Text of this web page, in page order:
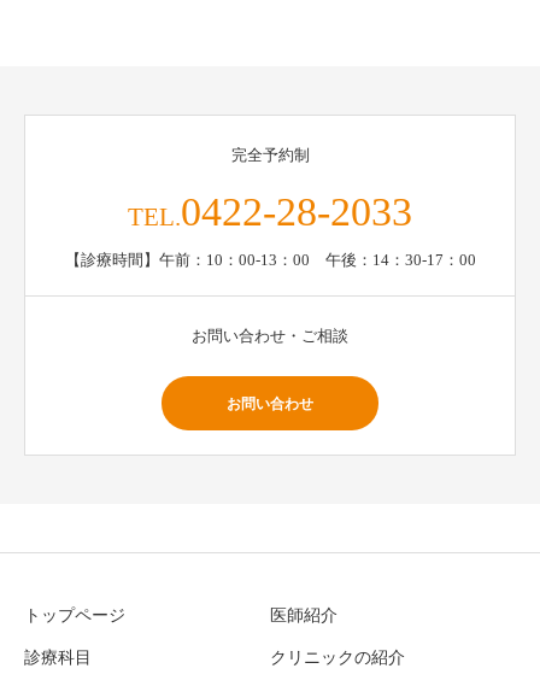
完全予約制
TEL.0422-28-2033
【診療時間】午前：10：00-13：00 午後：14：30-17：00
お問い合わせ・ご相談
お問い合わせ
トップページ 医師紹介
診療科目 クリニックの紹介